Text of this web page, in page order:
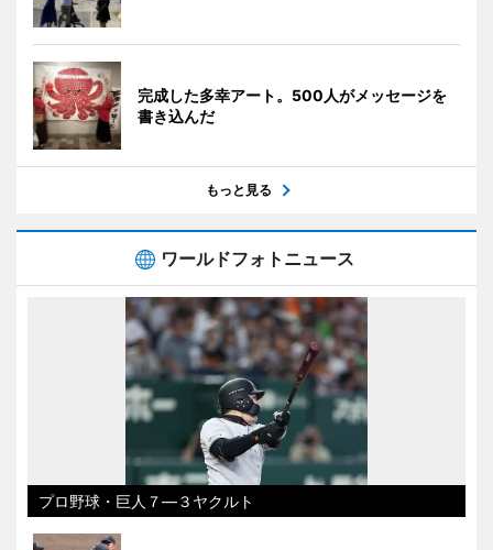
完成した多幸アート。500人がメッセージを
書き込んだ
もっと見る
ワールドフォトニュース
プロ野球・巨人７―３ヤクルト